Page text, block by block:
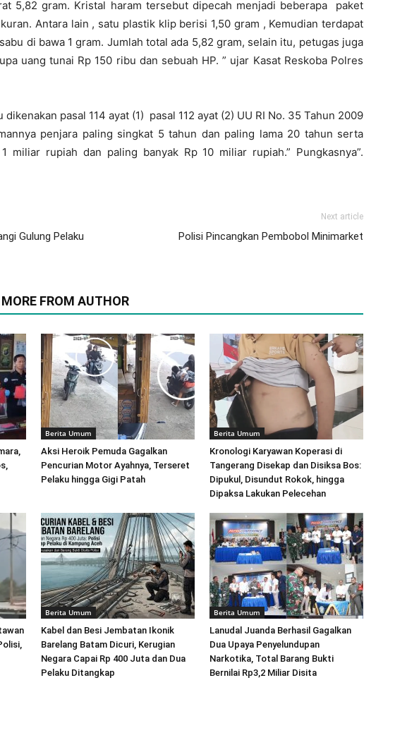
5,82 gram. Kristal haram tersebut dipecah menjadi beberapa paket
Antara lain , satu plastik klip berisi 1,50 gram , Kemudian terdapat
di bawa 1 gram. Jumlah total ada 5,82 gram, selain itu, petugas juga
uang tunai Rp 150 ribu dan sebuah HP. ” ujar Kasat Reskoba Polres
pasal 114 ayat (1) pasal 112 ayat (2) UU RI No. 35 Tahun 2009
penjara paling singkat 5 tahun dan paling lama 20 tahun serta
miliar rupiah dan paling banyak Rp 10 miliar rupiah.” Pungkasnya”.
Gulung Pelaku
Next article
Polisi Pincangkan Pembobol Minimarket
MORE FROM AUTHOR
Berita Umum
Aksi Heroik Pemuda Gagalkan
Pencurian Motor Ayahnya, Terseret
Pelaku hingga Gigi Patah
Berita Umum
Kronologi Karyawan Koperasi di
Tangerang Disekap dan Disiksa Bos:
Dipukul, Disundut Rokok, hingga
Dipaksa Lakukan Pelecehan
Berita Umum
Kabel dan Besi Jembatan Ikonik
Barelang Batam Dicuri, Kerugian
Negara Capai Rp 400 Juta dan Dua
Pelaku Ditangkap
Berita Umum
Lanudal Juanda Berhasil Gagalkan
Dua Upaya Penyelundupan
Narkotika, Total Barang Bukti
Bernilai Rp3,2 Miliar Disita